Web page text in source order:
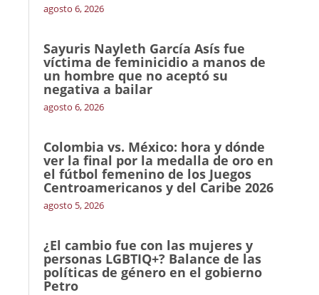
agosto 6, 2026
Sayuris Nayleth García Asís fue
víctima de feminicidio a manos de
un hombre que no aceptó su
negativa a bailar
agosto 6, 2026
Colombia vs. México: hora y dónde
ver la final por la medalla de oro en
el fútbol femenino de los Juegos
Centroamericanos y del Caribe 2026
agosto 5, 2026
¿El cambio fue con las mujeres y
personas LGBTIQ+? Balance de las
políticas de género en el gobierno
Petro